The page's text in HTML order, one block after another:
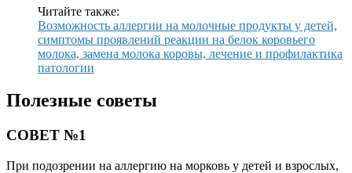
Читайте также:
Возможность аллергии на молочные продукты у детей,
симптомы проявлений реакции на белок коровьего
молока, замена молока коровы, лечение и профилактика
патологии
Полезные советы
СОВЕТ №1
При подозрении на аллергию на морковь у детей и взрослых,